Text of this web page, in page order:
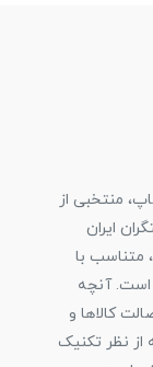
منتخبی از
ایران
متناسب با
است. آنچه
کالاها و
نظر تکنیک